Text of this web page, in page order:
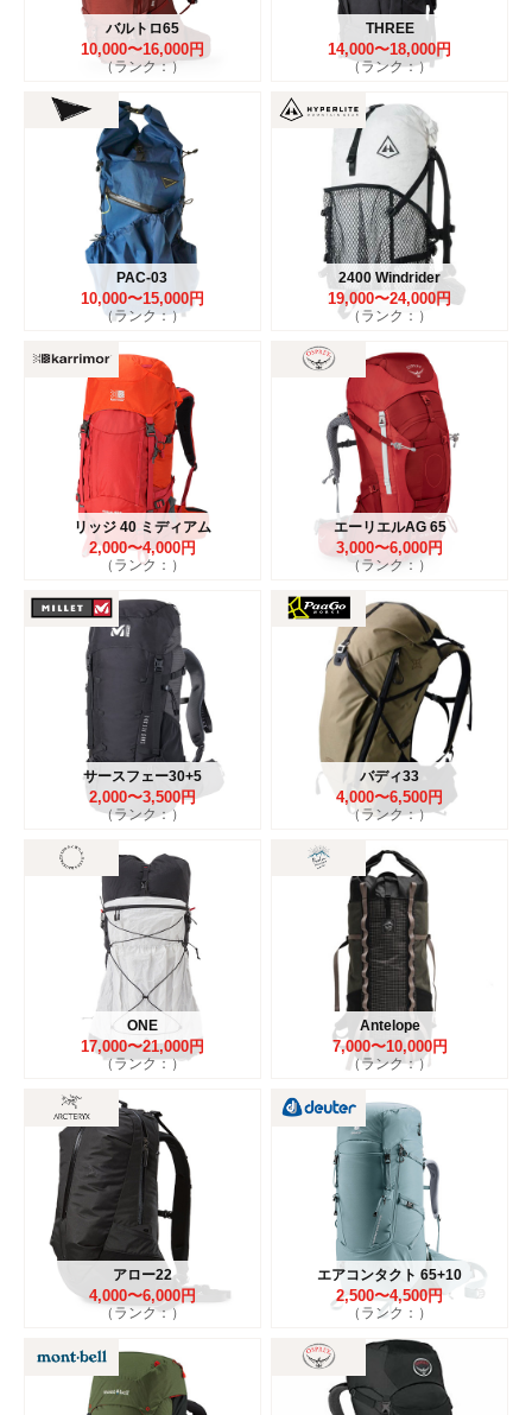
バルトロ65
10,000〜16,000円
（ランク：）
THREE
14,000〜18,000円
（ランク：）
PAC-03
10,000〜15,000円
（ランク：）
2400 Windrider
19,000〜24,000円
（ランク：）
リッジ 40 ミディアム
2,000〜4,000円
（ランク：）
エーリエルAG 65
3,000〜6,000円
（ランク：）
サースフェー30+5
2,000〜3,500円
（ランク：）
バディ33
4,000〜6,500円
（ランク：）
ONE
17,000〜21,000円
（ランク：）
Antelope
7,000〜10,000円
（ランク：）
アロー22
4,000〜6,000円
（ランク：）
エアコンタクト 65+10
2,500〜4,500円
（ランク：）